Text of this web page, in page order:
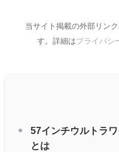
当サイト掲載の外部リン
す。詳細はプライバシ
57インチウルトラ
とは